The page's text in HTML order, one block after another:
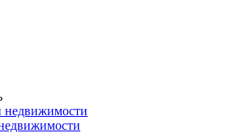
недвижимости